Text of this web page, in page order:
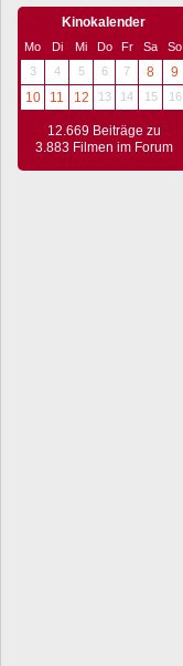
Kinokalender
Mo Di Mi Do Fr Sa
So
3
4 5 6 7 8
9
10
11 12 13 14 15 16
12.669 Beiträge zu
3.883 Filmen im Forum